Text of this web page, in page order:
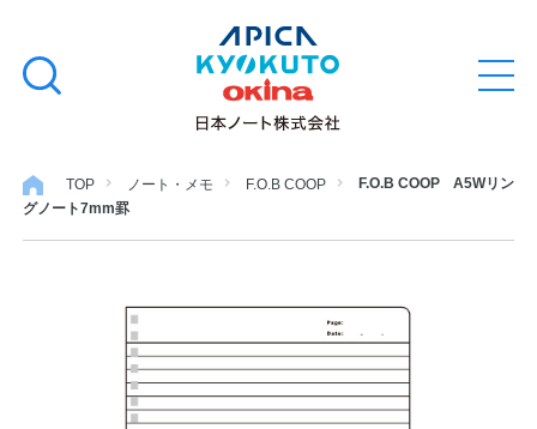
文
キ
ッ
開
検
る
ノート・メモ
ファイル・バインダー
日用・事務用品
TOP ノート・メモ F.O.B COOP
F.O.B COOP A5Wリン
グノート7mm罫